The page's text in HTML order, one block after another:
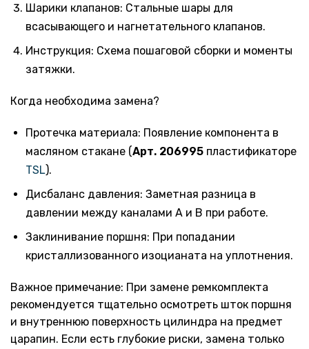
Шарики клапанов: Стальные шары для
всасывающего и нагнетательного клапанов.
Инструкция: Схема пошаговой сборки и моменты
затяжки.
Когда необходима замена?
Протечка материала: Появление компонента в
масляном стакане (Арт. 206995 пластификаторе
TSL).
Дисбаланс давления: Заметная разница в
давлении между каналами А и B при работе.
Заклинивание поршня: При попадании
кристаллизованного изоцианата на уплотнения.
Важное примечание: При замене ремкомплекта
рекомендуется тщательно осмотреть шток поршня
и внутреннюю поверхность цилиндра на предмет
царапин. Если есть глубокие риски, замена только